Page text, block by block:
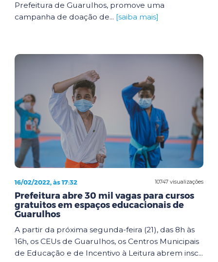
Prefeitura de Guarulhos, promove uma
campanha de doação de... [saiba mais]
10747 visualizações
16/02/2022, às 17:32
Prefeitura abre 30 mil vagas para cursos
gratuitos em espaços educacionais de
Guarulhos
A partir da próxima segunda-feira (21), das 8h às
16h, os CEUs de Guarulhos, os Centros Municipais
de Educação e de Incentivo à Leitura abrem insc...